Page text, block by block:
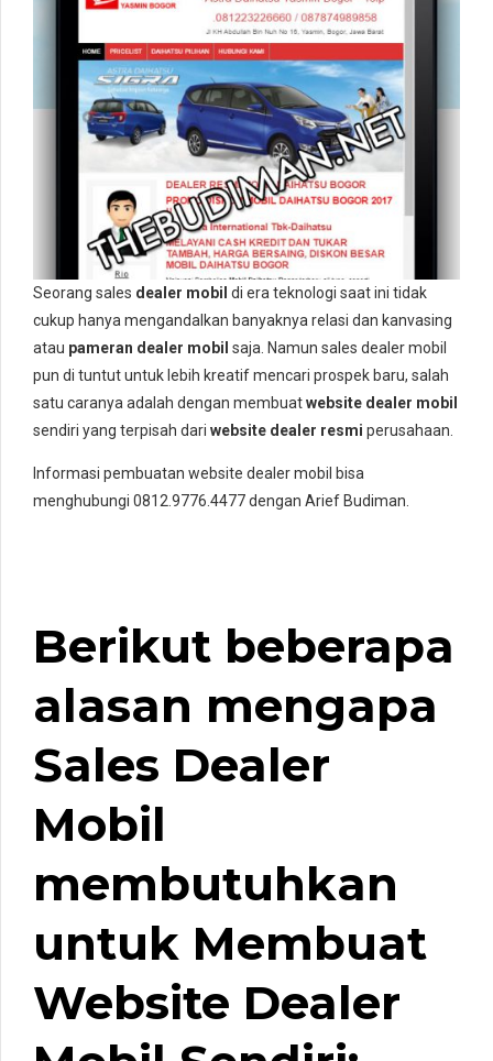
Seorang sales dealer mobil di era teknologi saat ini tidak
cukup hanya mengandalkan banyaknya relasi dan kanvasing
atau pameran dealer mobil saja. Namun sales dealer mobil
pun di tuntut untuk lebih kreatif mencari prospek baru, salah
satu caranya adalah dengan membuatwebsite dealer mobil
sendiri yang terpisah dari website dealer resmi perusahaan.
Informasi pembuatan website dealer mobil bisa
menghubungi 0812.9776.4477 dengan Arief Budiman.
Berikut beberapa
alasan mengapa
Sales Dealer
Mobil
membutuhkan
untuk Membuat
Website Dealer